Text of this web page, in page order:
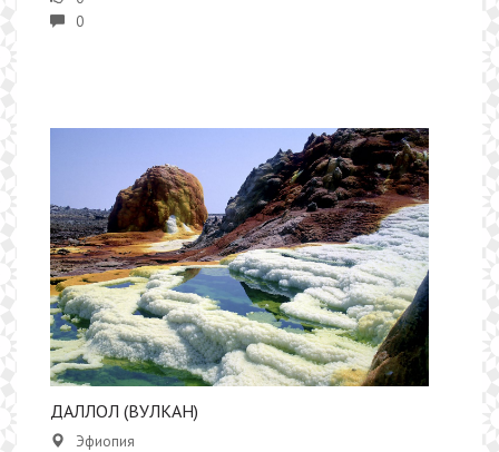
0
ДАЛЛОЛ (ВУЛКАН)
Эфиопия